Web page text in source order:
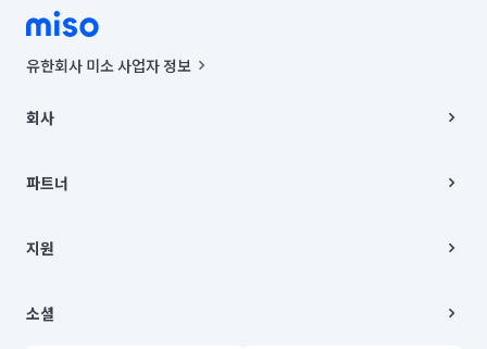
유한회사 미소 사업자 정보
00019 |
주소 | 본사: 서울특별시 종로구 율곡로 6(중학동, 트윈트리빌딩) B동 5층
컨택센터 : 서울특별시 종로구 수송동 율곡로 24, 7층, 8층 미소
상품, 상품정보, 거래에 관한 의무와 책임은 거래당사자에게 있습니다.
언론 보도 관련 문의:
© 유한회사 미소. Miso, Inc. All Rights Reserved.
회사
채용
파트너
이사
지원
이용약관
소셜